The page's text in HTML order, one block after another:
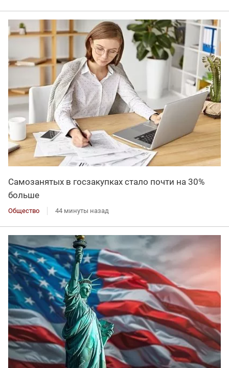
Самозанятых в госзакупках стало почти на 30%
больше
Общество 44 минуты назад